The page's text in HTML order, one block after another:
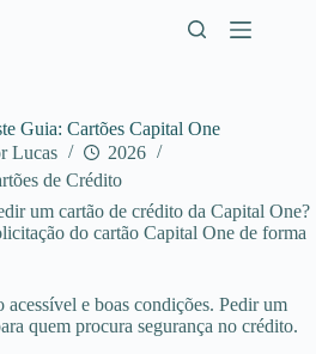
Guia: Cartões Capital One
Lucas
2026
de Crédito
um cartão de crédito da Capital One?
do cartão Capital One de forma
e boas condições. Pedir um
quem procura segurança no crédito.